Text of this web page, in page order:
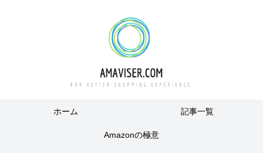
ホーム 記事一覧
Amazonの極意